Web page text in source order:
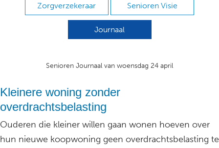
Zorgverzekeraar Senioren Visie
Journaal
Senioren Journaal van woensdag 24 april
Kleinere woning zonder
overdrachtsbelasting
Ouderen die kleiner willen gaan wonen hoeven over
hun nieuwe koopwoning geen overdrachtsbelasting te